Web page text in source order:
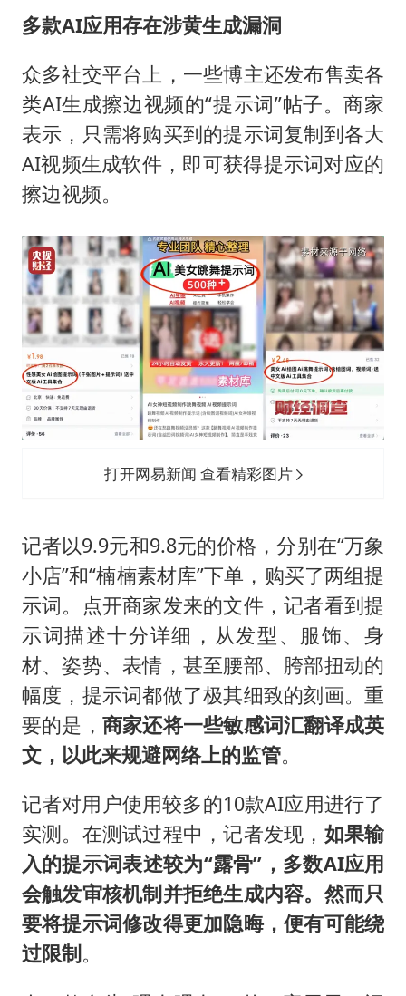
多款AI应用存在涉黄生成漏洞
众多社交平台上，一些博主还发布售卖各
类AI生成擦边视频的“提示词”帖子。商家
表示，只需将购买到的提示词复制到各大
AI视频生成软件，即可获得提示词对应的
擦边视频。
打开网易新闻 查看精彩图片
记者以9.9元和9.8元的价格，分别在“万象
小店”和“楠楠素材库”下单，购买了两组提
示词。点开商家发来的文件，记者看到提
示词描述十分详细，从发型、服饰、身
材、姿势、表情，甚至腰部、胯部扭动的
幅度，提示词都做了极其细致的刻画。重
要的是， 商家还将一些敏感词汇翻译成英
文，以此来规避网络上的监管。
记者对用户使用较多的10款AI应用进行了
实测。在测试过程中，记者发现， 如果输
入的提示词表述较为“露骨”，多数AI应用
会触发审核机制并拒绝生成内容。然而只
要将提示词修改得更加隐晦，便有可能绕
过限制。